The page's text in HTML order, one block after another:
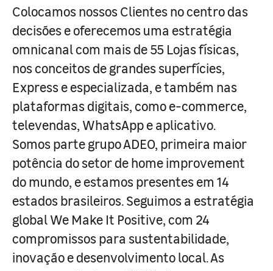
Colocamos nossos Clientes no centro das
decisões e oferecemos uma estratégia
omnicanal com mais de 55 Lojas físicas,
nos conceitos de grandes superfícies,
Express e especializada, e também nas
plataformas digitais, como e-commerce,
televendas, WhatsApp e aplicativo.
Somos parte grupo ADEO, primeira maior
potência do setor de home improvement
do mundo, e estamos presentes em 14
estados brasileiros. Seguimos a estratégia
global We Make It Positive, com 24
compromissos para sustentabilidade,
inovação e desenvolvimento local. As